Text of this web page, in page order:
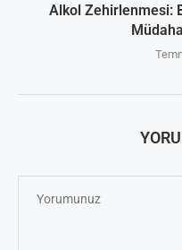
Alkol Zehirlenmesi: